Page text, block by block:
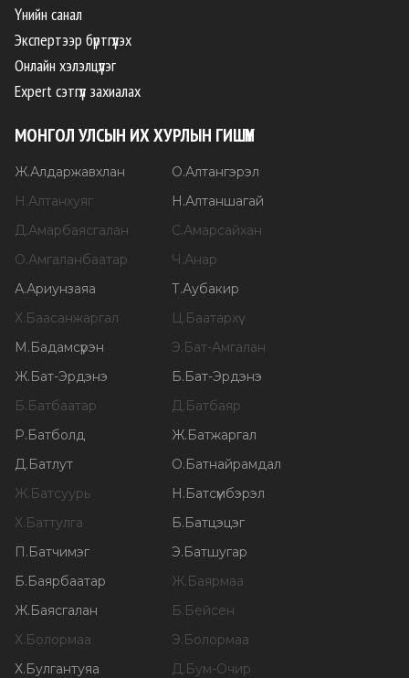
Үнийн санал
Экспертээр бүртгүүлэх
Онлайн хэлэлцүүлэг
Expert сэтгүүл захиалах
МОНГОЛ УЛСЫН ИХ ХУРЛЫН ГИШҮҮН
Ж.Алдаржавхлан О.Алтангэрэл
Н.Алтанхуяг Н.Алтаншагай
Д.Амарбаясгалан С.Амарсайхан
О.Амгаланбаатар Ч.Анар
А.Ариунзаяа Т.Аубакир
Х.Баасанжаргал Ц.Баатархүү
М.Бадамсүрэн Э.Бат-Амгалан
Ж.Бат-Эрдэнэ Б.Бат-Эрдэнэ
Б.Батбаатар Д.Батбаяр
Р.Батболд Ж.Батжаргал
Д.Батлут О.Батнайрамдал
Ж.Батсуурь Н.Батсүмбэрэл
Х.Баттулга Б.Батцэцэг
П.Батчимэг Э.Батшугар
Б.Баярбаатар Ж.Баярмаа
Ж.Баясгалан Б.Бейсен
Х.Болормаа Э.Болормаа
Х.Булгантуяа Д.Бум-Очир